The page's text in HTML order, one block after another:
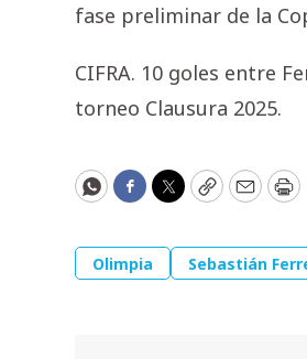
fase preliminar de la
CIFRA. 10 goles entre
torneo Clausura 2025.
WhatsApp
Facebook
Twitter
CopyEmail
Olimpia Sebastián